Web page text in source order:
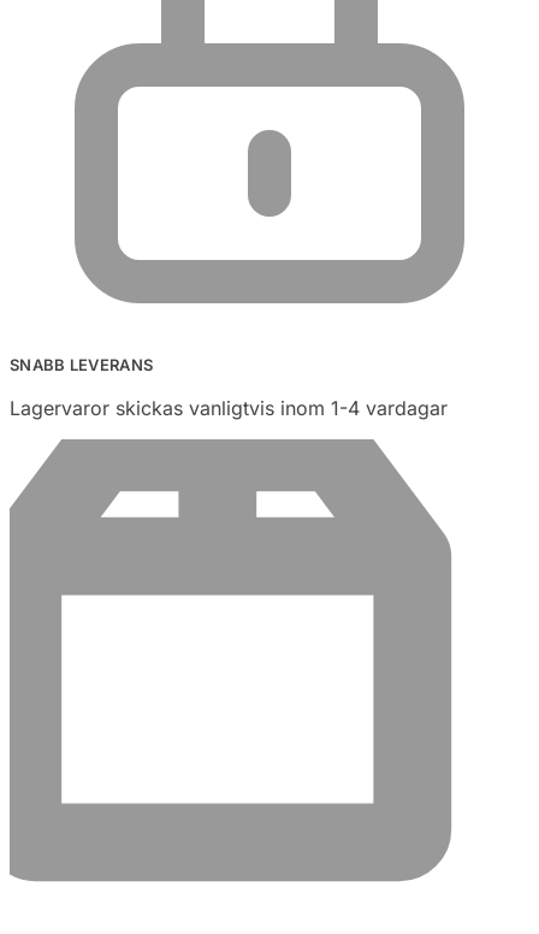
SNABB LEVERANS
Lagervaror skickas vanligtvis inom 1-4 vardagar